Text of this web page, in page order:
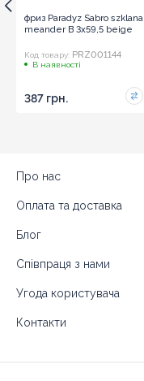
фриз Paradyz Sabro szklana
meander B 3x59,5 beige
Код товару: PRZ001144
В наявності
387 грн.
Про нас
Оплата та доставка
Блог
Співпраця з нами
Угода користувача
Контакти